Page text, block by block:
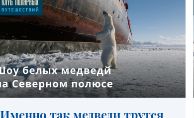
Именно так медведи трутся